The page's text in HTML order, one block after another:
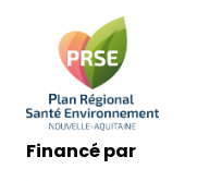
Financé par